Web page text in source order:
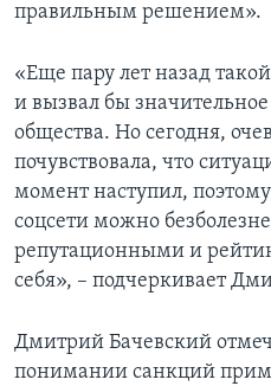
правильным решением».
«Еще пару лет назад
и вызвал бы
общества. Но сегодня,
почувствовала, что
момент наступил,
соцсети можно
репутационными и
себя», – подчеркивает
Дмитрий Бачевский
понимании санкций